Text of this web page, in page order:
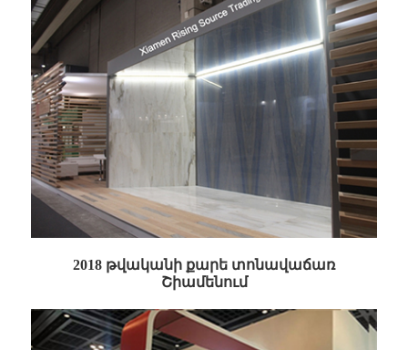
2018 թվականի քարե տոնավաճառ
Շիամենում